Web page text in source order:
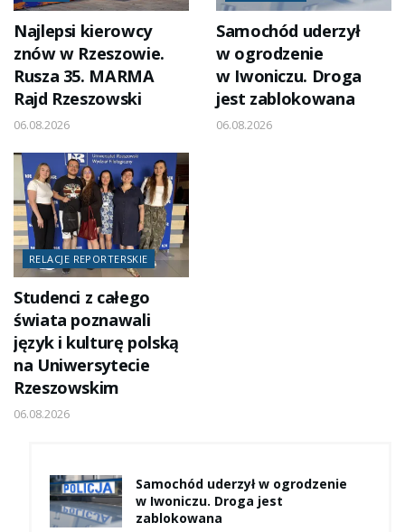
Najlepsi kierowcy
znów w Rzeszowie.
Rusza 35. MARMA
Rajd Rzeszowski
06.08.2026
Samochód uderzył
w ogrodzenie
w Iwoniczu. Droga
jest zablokowana
06.08.2026
RELACJE REPORTERSKIE
Studenci z całego
świata poznawali
język i kulturę polską
na Uniwersytecie
Rzeszowskim
06.08.2026
Samochód uderzył w ogrodzenie
w Iwoniczu. Droga jest
zablokowana